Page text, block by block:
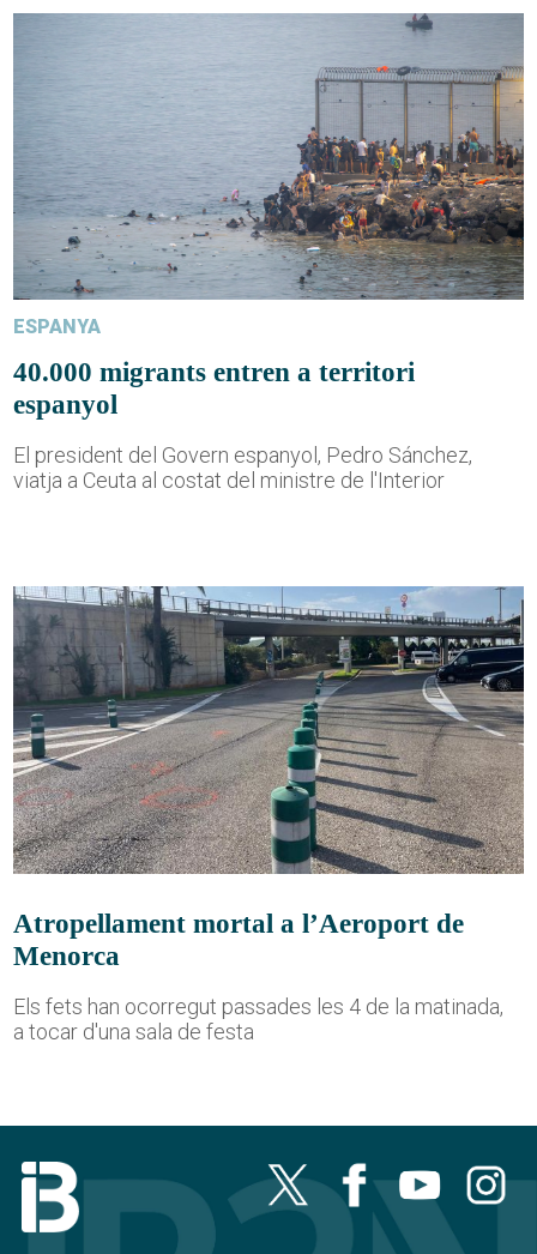
ESPANYA
40.000 migrants entren a territori
espanyol
El president del Govern espanyol, Pedro Sánchez,
viatja a Ceuta al costat del ministre de l'Interior
Atropellament mortal a l’Aeroport de
Menorca
Els fets han ocorregut passades les 4 de la matinada,
a tocar d'una sala de festa